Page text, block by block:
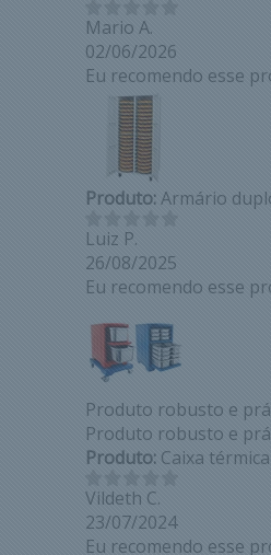
Mario A.
02/06/2026
Eu recomendo esse
Produto:Armário
Luiz P.
26/08/2025
Eu recomendo esse
Produto robusto e
Produto robusto e
Produto:Caixa
Vildeth C.
23/07/2024
Eu recomendo esse